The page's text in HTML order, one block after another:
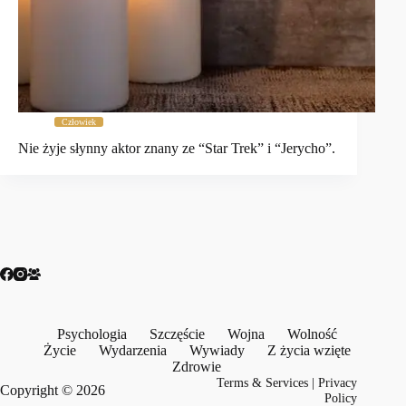
Człowiek
Nie żyje słynny aktor znany ze “Star Trek” i “Jerycho”.
Psychologia Szczęście Wojna
Wolność
Życie
Wydarzenia Wywiady
Z życia wzięte
Zdrowie
Copyright © 2026
Terms & Services |Privacy
Policy